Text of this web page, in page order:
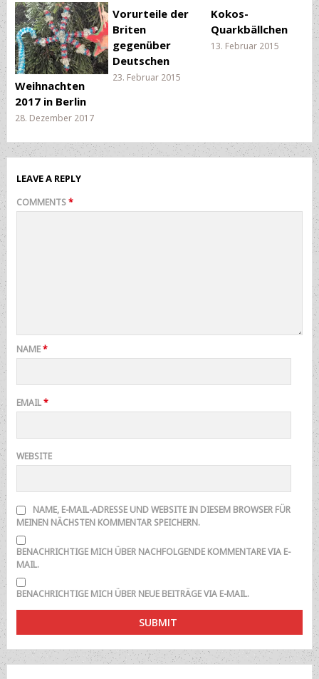
Weihnachten
2017 in Berlin
28. Dezember 2017
Vorurteile der
Briten
gegenüber
Deutschen
23. Februar 2015
Kokos-
Quarkbällchen
13. Februar 2015
LEAVE A REPLY
COMMENTS*
NAME*
EMAIL*
WEBSITE
NAME, E-MAIL-ADRESSE UND WEBSITE IN DIESEM BROWSER FÜR
MEINEN NÄCHSTEN KOMMENTAR SPEICHERN.
BENACHRICHTIGE MICH ÜBER NACHFOLGENDE KOMMENTARE VIA E-
MAIL.
BENACHRICHTIGE MICH ÜBER NEUE BEITRÄGE VIA E-MAIL.